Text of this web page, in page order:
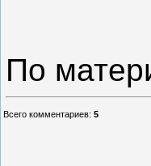
По
Всего комментариев: 5